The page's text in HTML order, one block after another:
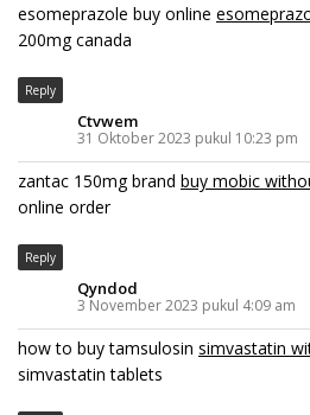
esomeprazole buy online
200mg canada
Reply
Ctvwem
31 Oktober 2023 pukul 10:23 pm
zantac 150mg brand buy mobic
online order
Reply
Qyndod
3 November 2023 pukul 4:09 am
how to buy tamsulosin simvastatin
simvastatin tablets